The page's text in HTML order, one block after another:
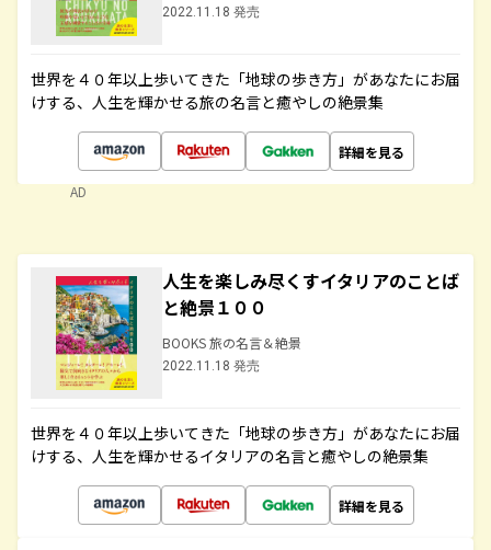
2022.11.18 発売
世界を４０年以上歩いてきた「地球の歩き方」があなたにお届
けする、人生を輝かせる旅の名言と癒やしの絶景集
詳細を見る
AD
人生を楽しみ尽くすイタリアのことば
と絶景１００
BOOKS 旅の名言＆絶景
2022.11.18 発売
世界を４０年以上歩いてきた「地球の歩き方」があなたにお届
けする、人生を輝かせるイタリアの名言と癒やしの絶景集
詳細を見る